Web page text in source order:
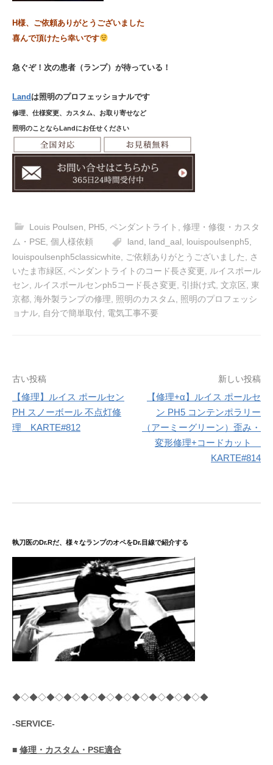
H様、ご依頼ありがとうございました
喜んで頂けたら幸いです
急ぐぞ！次の患者（ランプ）が待っている！
Land は照明のプロフェッショナルです
修理、仕様変更、カスタム、お取り寄せなど
照明のことならLandにお任せください
Louis Poulsen PH5 ペンダントライト
修理・修復・カスタ
ム・PSE, 個人様依頼 land, land_aal, louispoulsenph5,
louispoulsenph5classicwhite
ご依頼ありがとうございました
さ
いたま市緑区 ペンダントライトのコード長さ変更
ルイスポール
セン
ルイスポールセンph5コード長さ変更 引掛け式 文京区 東
京都 海外製ランプの修理 照明のカスタム
照明のプロフェッシ
ョナル
自分で簡単取付 電気工事不要
投
稿
ナ
ビ
古い投稿
【修理】ルイス ポールセン
PH スノーボール 不点灯修
理 KARTE#812
新しい投稿
【修理+α】ルイス ポールセ
ン PH5 コンテンポラリー
（アーミーグリーン）歪み・
変形修理+コードカット
KARTE#814
執刀医のDr.Rだ、様々なランプのオペをDr.目線で紹介する
◆◇◆◇◆◇◆◇◆◇◆◇◆◇◆◇◆◇◆◇◆◇◆
-SERVICE-
■ 修理・カスタム・PSE適合